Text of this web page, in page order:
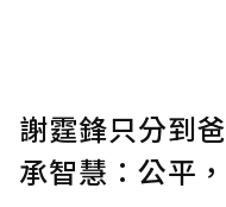
謝霆鋒只分到
承智慧：公平